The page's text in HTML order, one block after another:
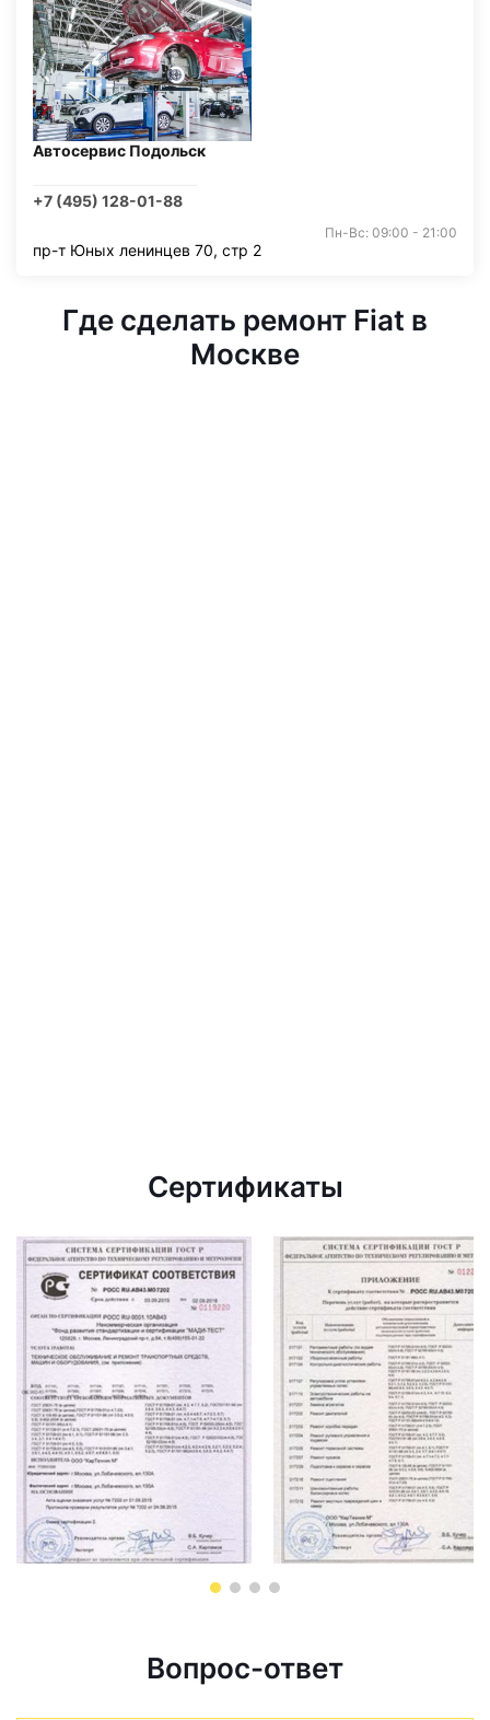
Автосервис Подольск
+7 (495) 128-01-88
Пн-Вс: 09:00 - 21:00
пр-т Юных ленинцев 70, стр 2
Где сделать ремонт Fiat в
Москве
Сертификаты
Вопрос-ответ